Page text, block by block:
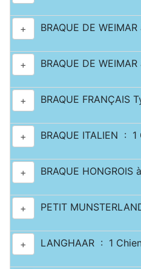
+ BRAQUE DE
+ BRAQUE DE
+ BRAQUE FRANÇAIS
+ BRAQUE ITALIEN : 1
+ BRAQUE
+ PETIT
+ LANGHAAR : 1